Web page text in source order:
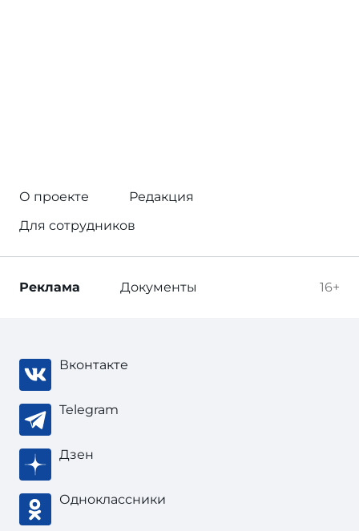
О проекте
Редакция
Для сотрудников
16+
Реклама Документы
Вконтакте
Telegram
Дзен
Одноклассники